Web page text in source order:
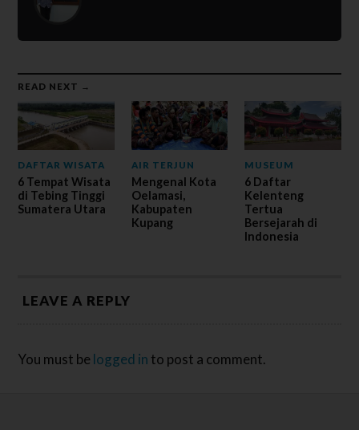
READ NEXT →
DAFTAR WISATA
6 Tempat Wisata
di Tebing Tinggi
Sumatera Utara
AIR TERJUN
Mengenal Kota
Oelamasi,
Kabupaten
Kupang
MUSEUM
6 Daftar
Kelenteng
Tertua
Bersejarah di
Indonesia
LEAVE A REPLY
You must be logged in to post a comment.